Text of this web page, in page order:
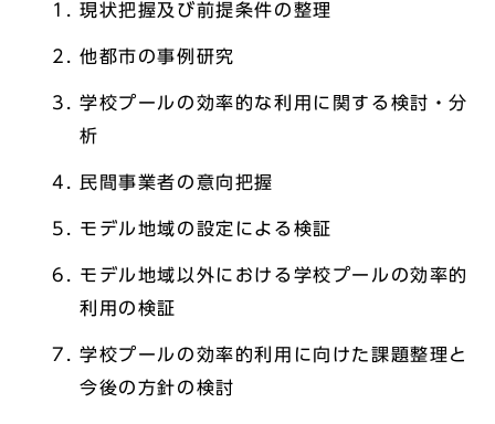
現状把握及び前提条件の整理
他都市の事例研究
学校プールの効率的な利用に関する検討・分
析
民間事業者の意向把握
モデル地域の設定による検証
モデル地域以外における学校プールの効率的
利用の検証
学校プールの効率的利用に向けた課題整理と
今後の方針の検討